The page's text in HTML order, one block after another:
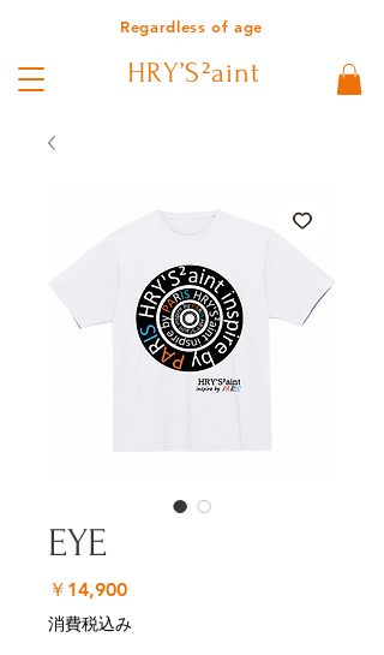
HRY’S²aint
Regardless of age
EYE
￥14,900価
消費税込み